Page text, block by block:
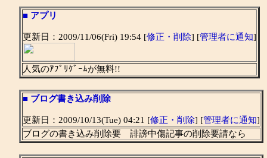
■ アプリ
更新日：2009/11/06(Fri) 19:54 [修正・削除] [管理者に通知]
人気のｱﾌﾟﾘｹﾞｰﾑが無料!!
■ ブログ書き込み削除
更新日：2009/10/13(Tue) 04:21 [修正・削除] [管理者に通知]
ブログの書き込み削除要 誹謗中傷記事の削除要請なら